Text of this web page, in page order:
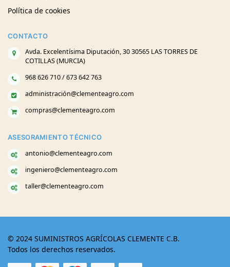
Política de cookies
CONTACTO
Avda. Excelentísima Diputación, 30 30565 LAS TORRES DE
COTILLAS (MURCIA)
968 626 710 / 673 642 763
administración@clementeagro.com
compras@clementeagro.com
ASESORAMIENTO TÉCNICO
antonio@clementeagro.com
ingeniero@clementeagro.com
taller@clementeagro.com
© 2024 SUMINISTROS AGRÍCOLAS CLEMENTE C.B.
Todos los derechos reservados.